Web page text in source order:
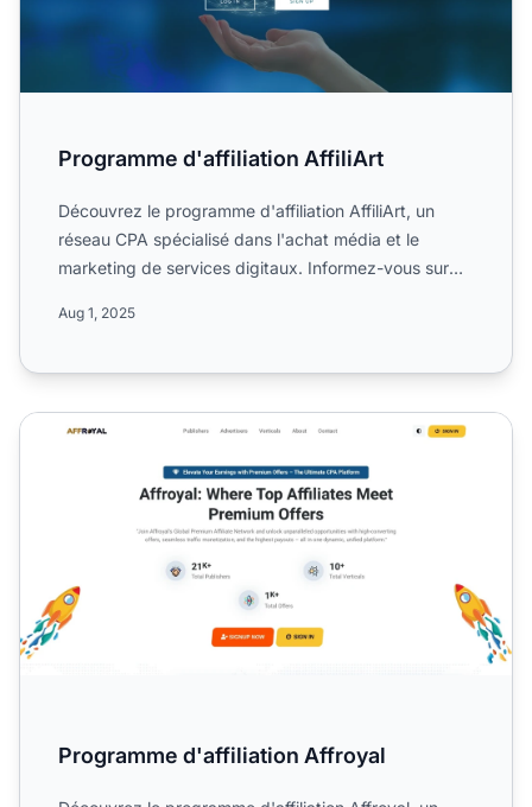
Programme d'affiliation AffiliArt
Découvrez le programme d'affiliation AffiliArt, un
réseau CPA spécialisé dans l'achat média et le
marketing de services digitaux. Informez-vous sur
Aug 1, 2025
Programme d'affiliation Affroyal
Programme d'affiliation Affroyal